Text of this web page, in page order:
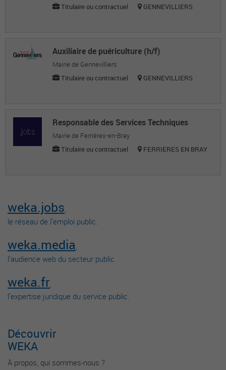
Titulaire ou contractuel
GENNEVILLIERS
Auxiliaire de puériculture (h/f)
Mairie de Gennevilliers
Titulaire ou contractuel
GENNEVILLIERS
Responsable des Services Techniques
Mairie de Ferrières-en-Bray
Titulaire ou contractuel
FERRIERES EN BRAY
weka.jobs,
le réseau de l’emploi public.
weka.media,
l’audience web du secteur public.
weka.fr,
l’expertise juridique du service public.
Découvrir
WEKA
À propos, qui sommes-nous ?